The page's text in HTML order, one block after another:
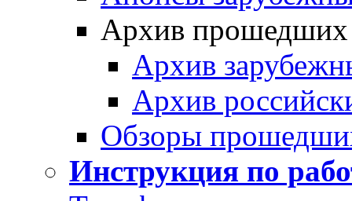
Архив прошедших
Архив
Архив
Обзоры
Инструкция по